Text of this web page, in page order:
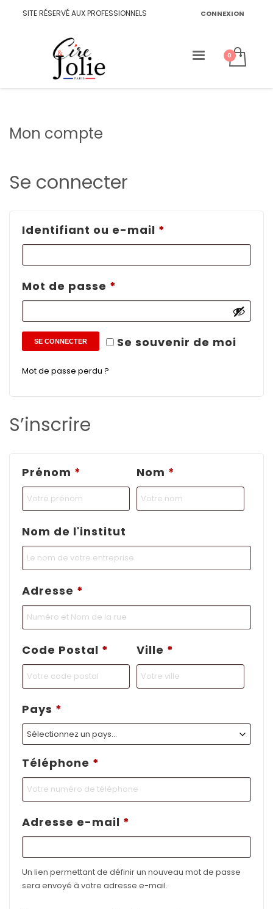
SITE RÉSERVÉ AUX PROFESSIONNELS CONNEXION
Mon compte
Se connecter
Identifiant ou e-mail *
Mot de passe *
Se souvenir de moi
SE CONNECTER
Mot de passe perdu ?
S’inscrire
Prénom * Nom *
Nom de l'institut
Adresse *
Code Postal * Ville *
Pays *
Sélectionnez un pays...
Téléphone *
Adresse e-mail *
Un lien permettant de définir un nouveau mot de passe
sera envoyé à votre adresse e-mail.